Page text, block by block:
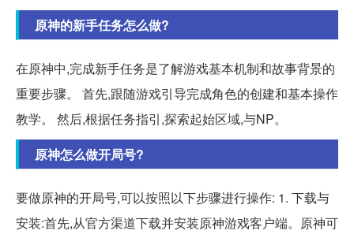
原神的新手任务怎么做?
在原神中,完成新手任务是了解游戏基本机制和故事背景的
重要步骤。 首先,跟随游戏引导完成角色的创建和基本操作
教学。 然后,根据任务指引,探索起始区域,与NP。
原神怎么做开局号?
要做原神的开局号,可以按照以下步骤进行操作: 1. 下载与
安装:首先,从官方渠道下载并安装原神游戏客户端。原神可